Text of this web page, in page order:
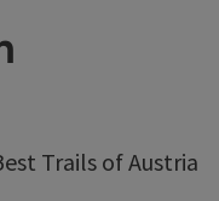
Trails of Austria